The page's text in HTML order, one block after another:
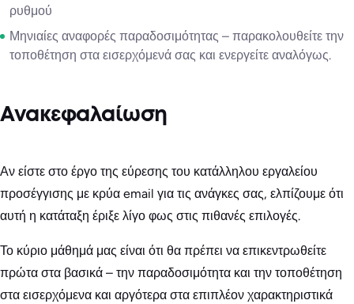
ρυθμού
Μηνιαίες αναφορές παραδοσιμότητας – παρακολουθείτε την
τοποθέτηση στα εισερχόμενά σας και ενεργείτε αναλόγως.
Ανακεφαλαίωση
Αν είστε στο έργο της εύρεσης του κατάλληλου εργαλείου
προσέγγισης με κρύα email για τις ανάγκες σας, ελπίζουμε ότι
αυτή η κατάταξη έριξε λίγο φως στις πιθανές επιλογές.
Το κύριο μάθημά μας είναι ότι θα πρέπει να επικεντρωθείτε
πρώτα στα βασικά – την παραδοσιμότητα και την τοποθέτηση
στα εισερχόμενα και αργότερα στα επιπλέον χαρακτηριστικά